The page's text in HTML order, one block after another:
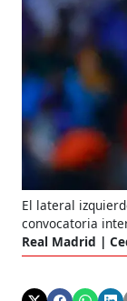
El lateral
convocatoria
Real Madrid |